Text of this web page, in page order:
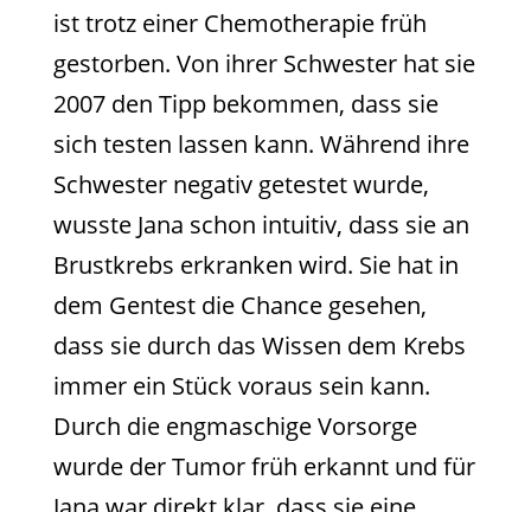
ist trotz einer Chemotherapie früh
gestorben. Von ihrer Schwester hat sie
2007 den Tipp bekommen, dass sie
sich testen lassen kann. Während ihre
Schwester negativ getestet wurde,
wusste Jana schon intuitiv, dass sie an
Brustkrebs erkranken wird. Sie hat in
dem Gentest die Chance gesehen,
dass sie durch das Wissen dem Krebs
immer ein Stück voraus sein kann.
Durch die engmaschige Vorsorge
wurde der Tumor früh erkannt und für